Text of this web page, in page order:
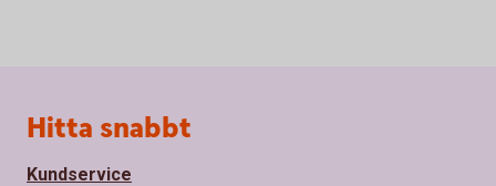
Sidfot
Hitta snabbt
Kundservice